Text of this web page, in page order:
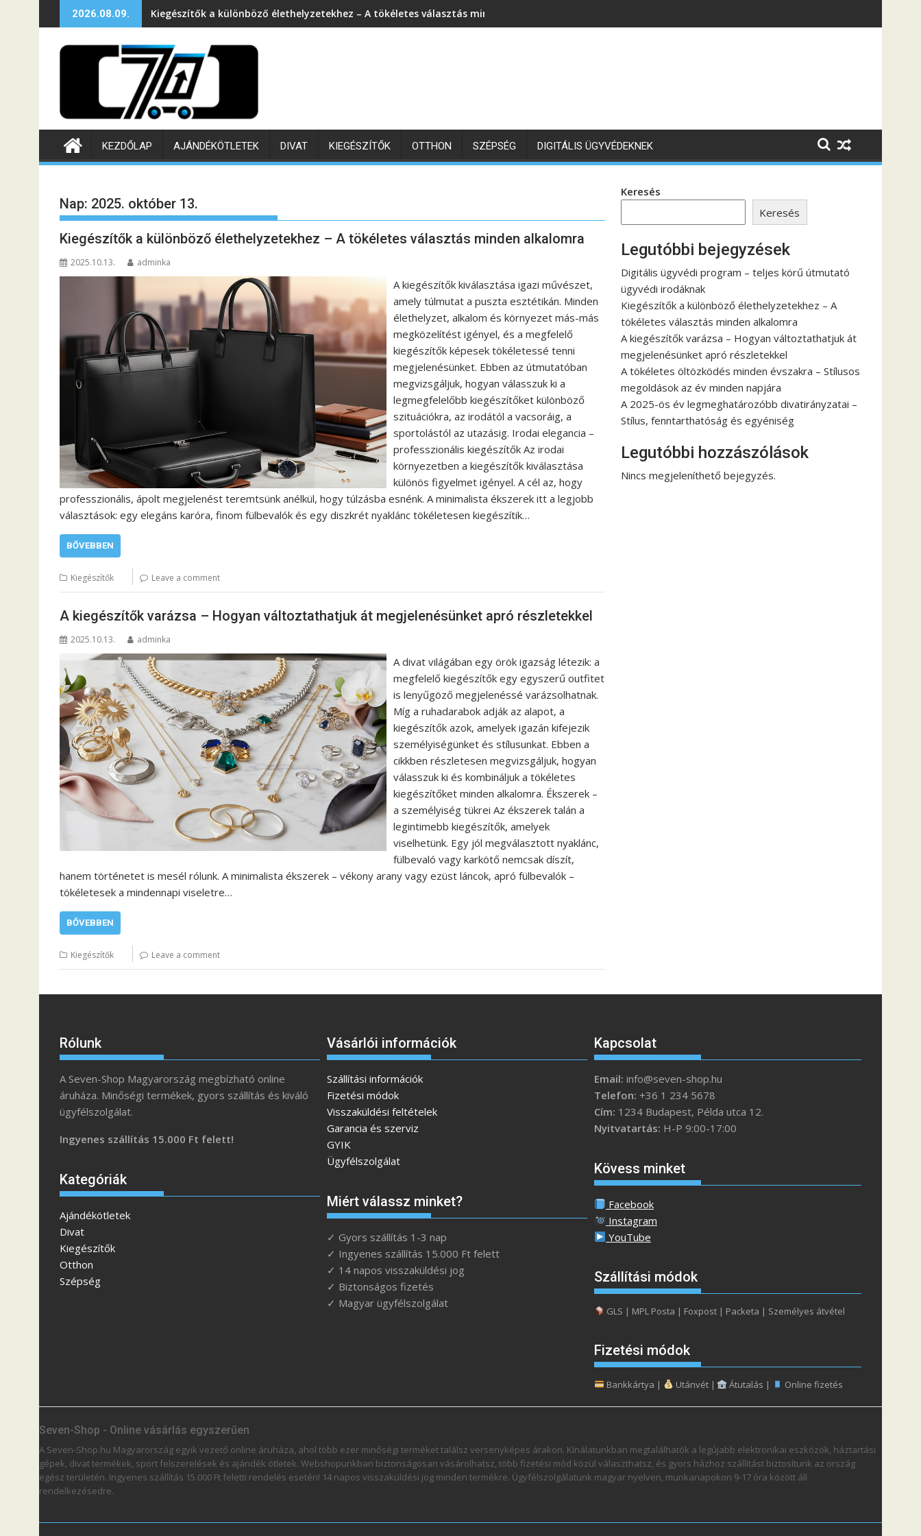
to
2026.08.09. Kiegészítők a különböző élethelyzetekhez – A tökéletes választás minden alkalomra
KEZDŐLAP AJÁNDÉKÖTLETEK DIVAT KIEGÉSZÍTŐK OTTHON SZÉPSÉG DIGITÁLIS ÜGYVÉDEKNEK
Nap: 2025. október 13.
Kiegészítők a különböző élethelyzetekhez – A tökéletes választás minden alkalomra
2025.10.13. adminka
A kiegészítők kiválasztása igazi művészet,
amely túlmutat a puszta esztétikán. Minden
élethelyzet, alkalom és környezet más-más
megközelítést igényel, és a megfelelő
kiegészítők képesek tökéletessé tenni
megjelenésünket. Ebben az útmutatóban
megvizsgáljuk, hogyan válasszuk ki a
legmegfelelőbb kiegészítőket különböző
szituációkra, az irodától a vacsoráig, a
sportolástól az utazásig. Irodai elegancia –
professzionális kiegészítők Az irodai
környezetben a kiegészítők kiválasztása
különös figyelmet igényel. A cél az, hogy
professzionális, ápolt megjelenést teremtsünk anélkül, hogy túlzásba esnénk. A minimalista ékszerek itt a legjobb
választások: egy elegáns karóra, finom fülbevalók és egy diszkrét nyaklánc tökéletesen kiegészítik…
BŐVEBBEN
Kiegészítők Leave a comment
A kiegészítők varázsa – Hogyan változtathatjuk át megjelenésünket apró részletekkel
2025.10.13. adminka
A divat világában egy örök igazság létezik: a
megfelelő kiegészítők egy egyszerű outfitet
is lenyűgöző megjelenéssé varázsolhatnak.
Míg a ruhadarabok adják az alapot, a
kiegészítők azok, amelyek igazán kifejezik
személyiségünket és stílusunkat. Ebben a
cikkben részletesen megvizsgáljuk, hogyan
válasszuk ki és kombináljuk a tökéletes
kiegészítőket minden alkalomra. Ékszerek –
a személyiség tükrei Az ékszerek talán a
legintimebb kiegészítők, amelyek
viselhetünk. Egy jól megválasztott nyaklánc,
fülbevaló vagy karkötő nemcsak díszít,
hanem történetet is mesél rólunk. A minimalista ékszerek – vékony arany vagy ezüst láncok, apró fülbevalók –
tökéletesek a mindennapi viseletre…
BŐVEBBEN
Kiegészítők Leave a comment
Keresés
Keresés
Legutóbbi bejegyzések
Digitális ügyvédi program – teljes körű útmutató
ügyvédi irodáknak
Kiegészítők a különböző élethelyzetekhez – A
tökéletes választás minden alkalomra
A kiegészítők varázsa – Hogyan változtathatjuk át
megjelenésünket apró részletekkel
A tökéletes öltözködés minden évszakra – Stílusos
megoldások az év minden napjára
A 2025-ös év legmeghatározóbb divatirányzatai –
Stílus, fenntarthatóság és egyéniség
Legutóbbi hozzászólások
Nincs megjeleníthető bejegyzés.
Rólunk
A Seven-Shop Magyarország megbízható online
áruháza. Minőségi termékek, gyors szállítás és kiváló
ügyfélszolgálat.
Ingyenes szállítás 15.000 Ft felett!
Kategóriák
Ajándékötletek
Divat
Kiegészítők
Otthon
Szépség
Vásárlói információk
Szállítási információk
Fizetési módok
Visszaküldési feltételek
Garancia és szerviz
GYIK
Ügyfélszolgálat
Miért válassz minket?
✓ Gyors szállítás 1-3 nap
✓ Ingyenes szállítás 15.000 Ft felett
✓ 14 napos visszaküldési jog
✓ Biztonságos fizetés
✓ Magyar ügyfélszolgálat
Kapcsolat
Email: info@seven-shop.hu
Telefon: +36 1 234 5678
Cím: 1234 Budapest, Példa utca 12.
Nyitvatartás: H-P 9:00-17:00
Kövess minket
Facebook
Instagram
YouTube
Szállítási módok
GLS | MPL Posta | Foxpost | Packeta | Személyes átvétel
Fizetési módok
Bankkártya | Utánvét | Átutalás | Online fizetés
Seven-Shop - Online vásárlás egyszerűen
A Seven-Shop.hu Magyarország egyik vezető online áruháza, ahol több ezer minőségi terméket találsz versenyképes árakon. Kínálatunkban megtalálhatók a legújabb elektronikai eszközök, háztartási
gépek, divat termékek, sport felszerelések és ajándék ötletek. Webshopunkban biztonságosan vásárolhatsz, több fizetési mód közül választhatsz, és gyors házhoz szállítást biztosítunk az ország
egész területén. Ingyenes szállítás 15.000 Ft feletti rendelés esetén! 14 napos visszaküldési jog minden termékre. Ügyfélszolgálatunk magyar nyelven, munkanapokon 9-17 óra között áll
rendelkezésedre.